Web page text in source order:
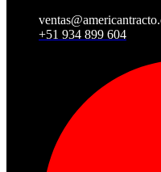
+51 934 899 604